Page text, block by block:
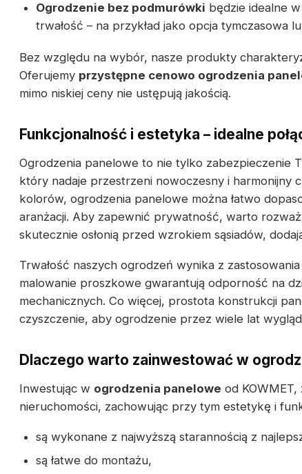
Ogrodzenie bez podmurówki będzie idealne
trwałość – na przykład jako opcja tymczasowa
Bez względu na wybór, nasze produkty
Oferujemy przystępne cenowo ogrodzenia
mimo niskiej ceny nie ustępują jakością.
Funkcjonalność i estetyka – idealne
Ogrodzenia panelowe to nie tylko zabezpieczenie
który nadaje przestrzeni nowoczesny i harmonijny
kolorów, ogrodzenia panelowe można łatwo
aranżacji. Aby zapewnić prywatność, warto
skutecznie osłonią przed wzrokiem sąsiadów,
Trwałość naszych ogrodzeń wynika z
malowanie proszkowe gwarantują odporność na
mechanicznych. Co więcej, prostota konstrukcji
czyszczenie, aby ogrodzenie przez wiele lat
Dlaczego warto zainwestować w
Inwestując w ogrodzenia panelowe od KOWMET,
nieruchomości, zachowując przy tym estetykę i
są wykonane z najwyższą starannością z
są łatwe do montażu,